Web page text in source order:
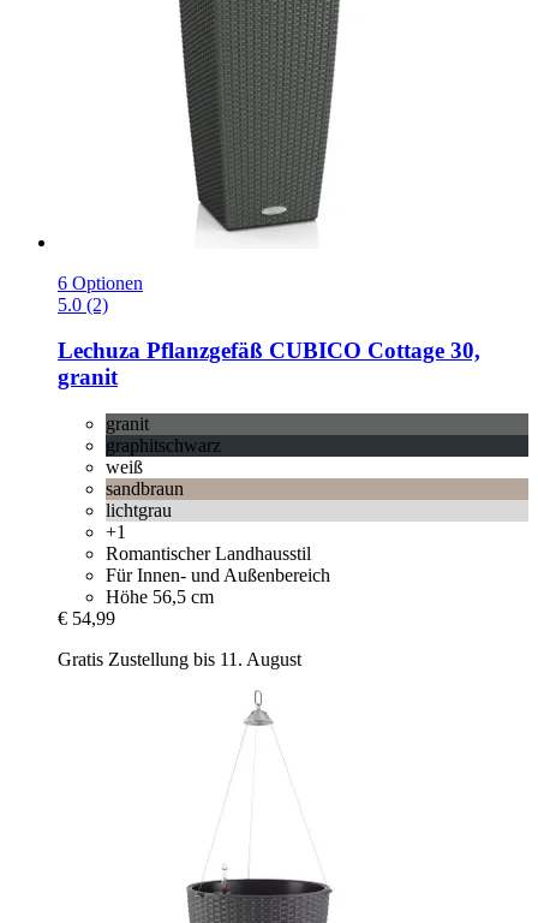
6 Optionen
5.0 (2)
Lechuza Pflanzgefäß CUBICO Cottage 30,
granit
granit
graphitschwarz
weiß
sandbraun
lichtgrau
+1
Romantischer Landhausstil
Für Innen- und Außenbereich
Höhe 56,5 cm
€ 54,99
Gratis Zustellung bis 11. August